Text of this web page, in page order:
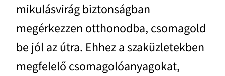
mikulásvirág biztonságban
megérkezzen otthonodba, csomagold
be jól az útra. Ehhez a szaküzletekben
megfelelő csomagolóanyagokat,